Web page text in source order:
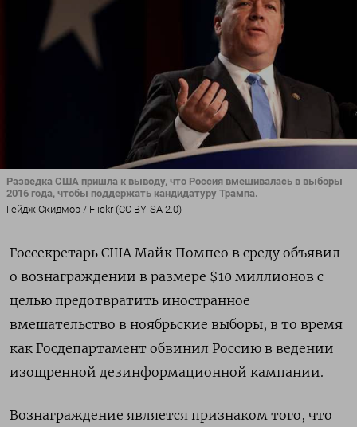
Разведка США пришла к выводу, что Россия вмешивалась в выборы
2016 года, чтобы поддержать кандидатуру Трампа.
Гейдж Скидмор / Flickr (CC BY-SA 2.0)
Госсекретарь США Майк Помпео в среду объявил
о вознаграждении в размере $10 миллионов с
целью предотвратить иностранное
вмешательство в ноябрьские выборы, в то время
как Госдепартамент обвинил Россию в ведении
изощренной дезинформационной кампании.
Вознаграждение является признаком того, что